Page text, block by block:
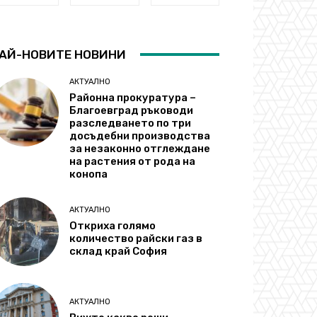
НОВИТЕ НОВИНИ
АКТУАЛНО
Районна прокуратура –
Благоевград ръководи
разследването по три
досъдебни производства
за незаконно отглеждане
на растения от рода на
конопа
АКТУАЛНО
Откриха голямо
количество райски газ в
склад край София
АКТУАЛНО